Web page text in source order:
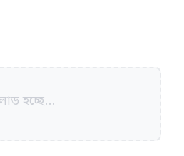
হচ্ছে...